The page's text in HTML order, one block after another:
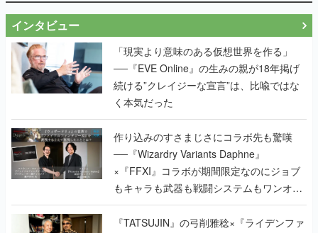
インタビュー
「現実より意味のある仮想世界を作る」
──『EVE Online』の生みの親が18年掲げ
続ける”クレイジーな宣言”は、比喩ではな
く本気だった
作り込みのすさまじさにコラボ先も驚嘆
──『Wizardry Variants Daphne』
×『FFXI』コラボが期間限定なのにジョブ
もキャラも武器も戦闘システムもワンオフ
で作り込まれた理由を両ディレクターに聞
く
『TATSUJIN』の弓削雅稔×『ライデンファ